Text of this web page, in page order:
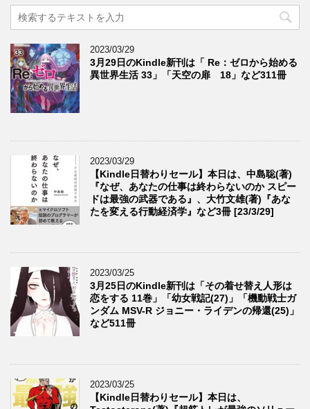
2023/03/29
3月29日のKindle新刊は「 Re：ゼロから始める
異世界生活 33」「天空の扉 18」など311冊
2023/03/29
【Kindle日替わりセール】本日は、中島聡(著)
『なぜ、あなたの仕事は終わらないのか スピー
ドは最強の武器である』、大竹文雄(著)『あな
たを変える行動経済学』など3冊 [23/3/29]
2023/03/25
3月25日のKindle新刊は「その着せ替え人形は
恋をする 11巻」「幼女戦記(27)」「機動戦士ガ
ンダム MSV-R ジョニー・ライデンの帰還(25)」
など511冊
2023/03/25
【Kindle日替わりセール】本日は、